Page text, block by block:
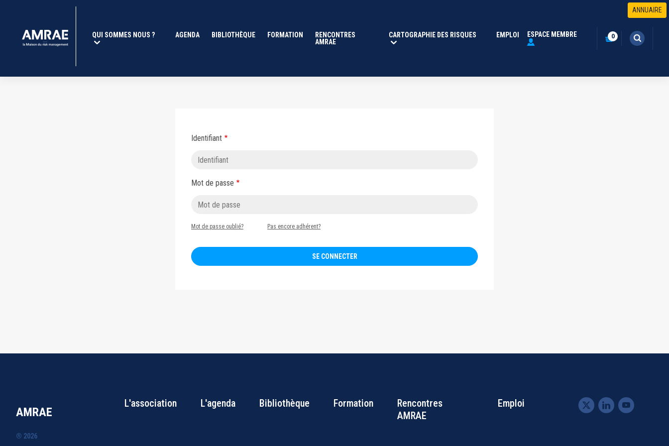
contenu
principal
Se connecter | AMRAE
Navigation
QUI SOMMES NOUS ? (CURRENT)AGENDA BIBLIOTHÈQUE FORMATION
RENCONTRES
AMRAE
CARTOGRAPHIE DES RISQUES (CURRENT)
EMPLOI ESPACE MEMBRE 0
ANNUAIRE
Identifiant
Mot de passe
Mot de passe oublié? Pas encore adhérent?
AMRAE
® 2026
L'association L'agenda Bibliothèque Formation
Rencontres
AMRAE
Emploi